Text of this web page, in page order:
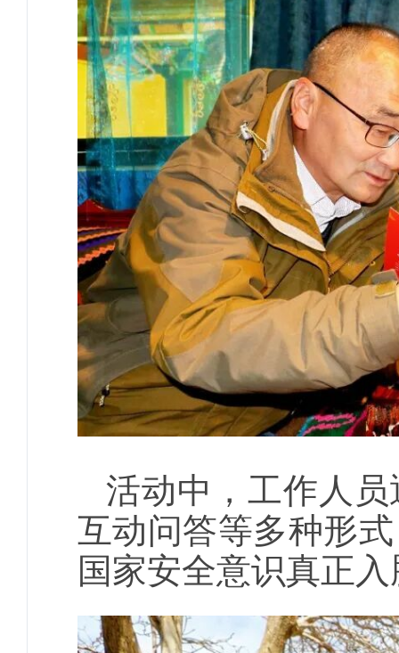
活动中，工作人
互动问答等多种形
国家安全意识真正